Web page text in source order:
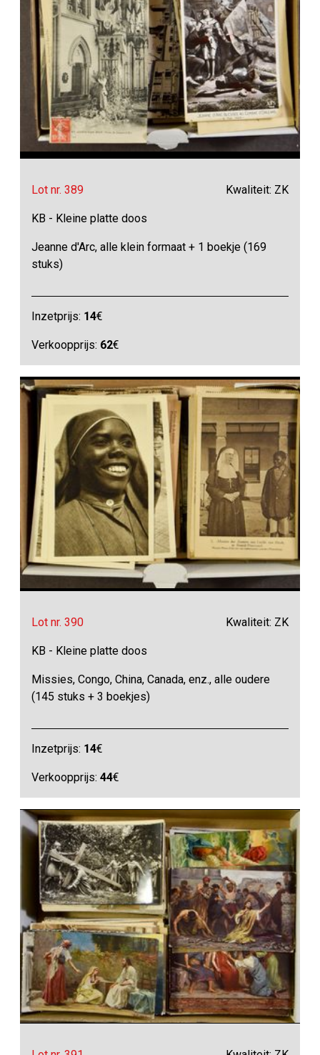
Lot nr. 389 Kwaliteit: ZK
KB - Kleine platte doos
Jeanne d'Arc, alle klein formaat + 1 boekje (169
stuks)
Inzetprijs: 14€
Verkoopprijs: 62€
Lot nr. 390 Kwaliteit: ZK
KB - Kleine platte doos
Missies, Congo, China, Canada, enz., alle oudere
(145 stuks + 3 boekjes)
Inzetprijs: 14€
Verkoopprijs:44€